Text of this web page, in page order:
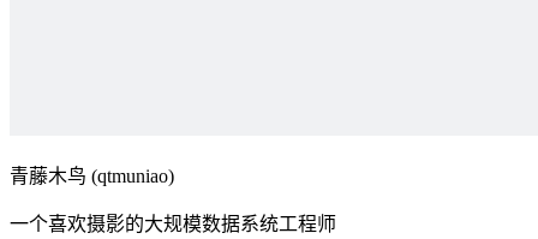
青藤木鸟 (qtmuniao)
一个喜欢摄影的大规模数据系统工程师